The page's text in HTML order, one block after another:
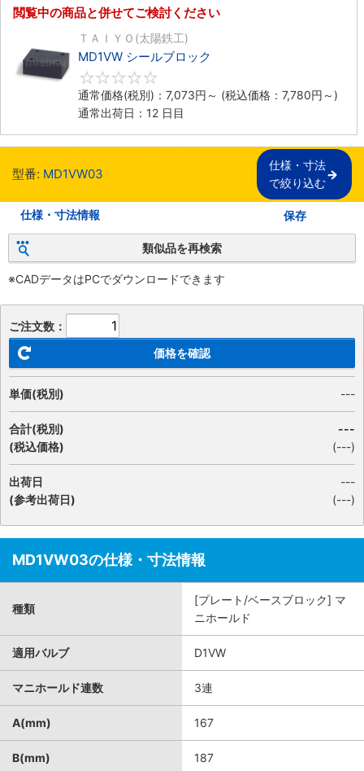
閲覧中の商品と併せてご検討ください
ＴＡＩＹＯ(太陽鉄工)
MD1VW シールブロック
通常価格(税別)： 7,073円 ～ (税込価格： 7,780円 ～)
通常出荷日：12 日目
型番: MD1VW03
仕様・寸法
で絞り込む
仕様・寸法情報 保存
類似品を再検索
※CADデータはPCでダウンロードできます
ご注文数：
価格を確認
単価(税別) ---
合計(税別)
(税込価格)
---
(---)
出荷日
(参考出荷日)
---
(---)
MD1VW03の仕様・寸法情報
種類
[プレート/ベースブロック] マ
ニホールド
適用バルブ D1VW
マニホールド連数 3連
A(mm) 167
B(mm) 187